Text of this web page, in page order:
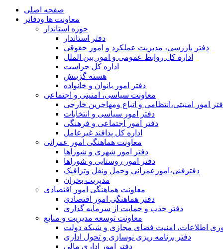
صفحه اصلی
معاونت ها ودفاتر
حوزه استاندار
دفتر استاندار
دفتر بازرسی، مدیریت عملکرد و امور حقوقی
اداره کل روابط عمومی و امور بین الملل
اداره کل حراست
هسته گزینش
دفتر امور بانوان و خانواده
معاونت سیاسی، امنیتی و اجتماعی
امور امنيتی،انتظامی و اتباع ومهاجرین خارجی
دفتر امور سیاسی و انتخابات
دفتر امور اجتماعی و فرهنگی
اداره کل پدافند غیرعامل
معاونت هماهنگی امور عمرانی
دفتر امور شهری و شوراها
دفتر امور روستایی و شوراها
دفترفنی،امورعمرانی وحمل ونقل وترافيک
مدیریت بحران
معاونت هماهنگی امور اقتصادی
دفتر هماهنگی امور اقتصادی
دفتر جذب و حمایت از سرمایه گذاری
معاونت توسعه مدیریت و منابع
اطلاعات، امنیت فضای مجازی و شبکه دولت
دفتر برنامه ریزی نوسازی و تحول اداری
دفتر امور اداری مالی